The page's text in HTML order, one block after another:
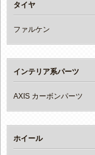
タイヤ
ファルケン
インテリア系パーツ
AXIS カーボンパーツ
ホイール